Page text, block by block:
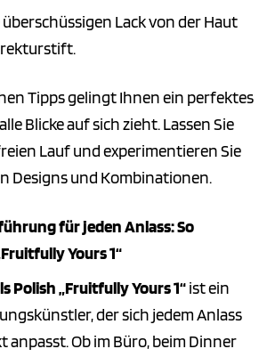
Lack von der Haut
Tipps gelingt Ihnen ein perfektes
Blicke auf sich zieht. Lassen Sie
Lauf und experimentieren Sie
Designs und Kombinationen.
für jeden Anlass: So
Yours 1“
Polish „Fruitfully Yours 1“ist ein
der sich jedem Anlass
Ob im Büro, beim Dinner